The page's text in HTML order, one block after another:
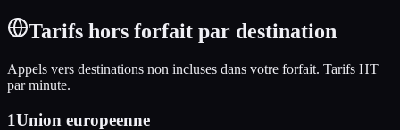
Tarifs hors forfait par destination
Appels vers destinations non incluses dans votre forfait. Tarifs HT
par minute.
1Union europeenne